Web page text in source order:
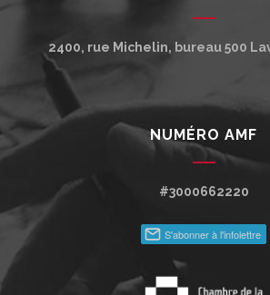
2400, rue Michelin, bureau 500
NUMÉRO AMF
#3000662220